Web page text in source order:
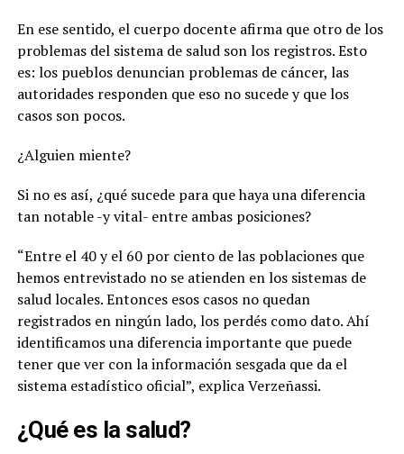
En ese sentido, el cuerpo docente afirma que otro de los
problemas del sistema de salud son los registros. Esto
es: los pueblos denuncian problemas de cáncer, las
autoridades responden que eso no sucede y que los
casos son pocos.
¿Alguien miente?
Si no es así, ¿qué sucede para que haya una diferencia
tan notable -y vital- entre ambas posiciones?
“Entre el 40 y el 60 por ciento de las poblaciones que
hemos entrevistado no se atienden en los sistemas de
salud locales. Entonces esos casos no quedan
registrados en ningún lado, los perdés como dato. Ahí
identificamos una diferencia importante que puede
tener que ver con la información sesgada que da el
sistema estadístico oficial”, explica Verzeñassi.
¿Qué es la salud?